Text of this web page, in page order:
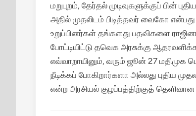
மறுபுறம், தேர்தல் முடிவுகளுக்குப் பின்
அதில் முதலிடம் பிடித்தவர் வைகோ
உறுப்பினர்கள் தங்களது பதவிகளை
போட்டியிட்டு தவெக அரசுக்கு
எவ்வாறாயினும், வரும் ஜூன் 27 மதிமுக
நீடிக்கப் போகிறார்களா அல்லது புதிய
என்ற அரசியல் குழப்பத்திற்குத்